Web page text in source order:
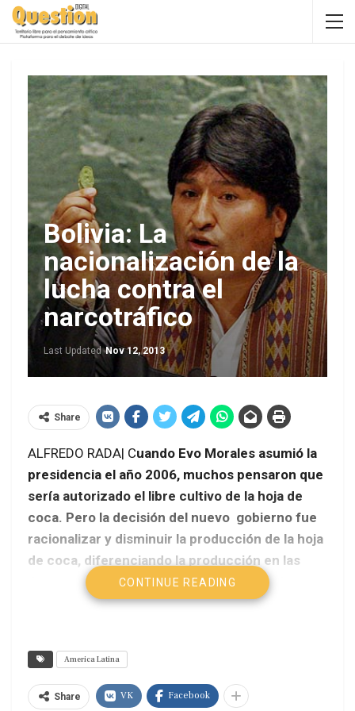
Bolivia: La
nacionalización de la
lucha contra el
narcotráfico
Last UpdatedNov 12, 2013
Share
ALFREDO RADA| Cuando Evo Morales asumió la
presidencia el año 2006, muchos pensaron que
sería autorizado el libre cultivo de la hoja de
coca. Pero la decisión del nuevo gobierno fue
racionalizar y disminuir la producción de la hoja
de coca, diferenciando la producción en las
áreas tradicionales permitidas por ley, y la
producción excedentaria e ilegal que pretende
CONTINUE READING
America Latina
Share VK Facebook